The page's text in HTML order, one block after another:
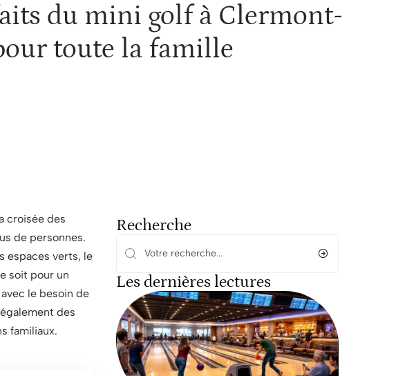
du mini golf à Clermont-
toute la famille
croisée des
de personnes.
espaces verts, le
soit pour un
le besoin de
des
familiaux.
Recherche
Les dernières lectures